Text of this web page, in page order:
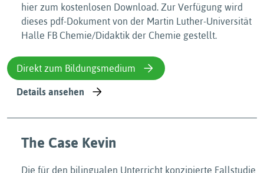
hier zum kostenlosen Download. Zur Verfügung wird
dieses pdf-Dokument von der Martin Luther-Universität
Halle FB Chemie/Didaktik der Chemie gestellt.
Direkt zum Bildungsmedium
Details ansehen
The Case Kevin
Die für den bilingualen Unterricht konzipierte Fallstudie